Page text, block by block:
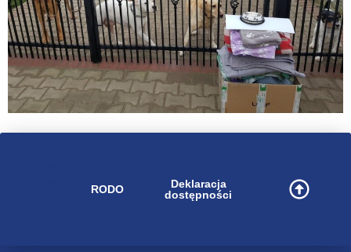
RODO
Deklaracja
dostępności